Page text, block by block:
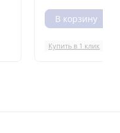
В корзину
Купить в 1 клик